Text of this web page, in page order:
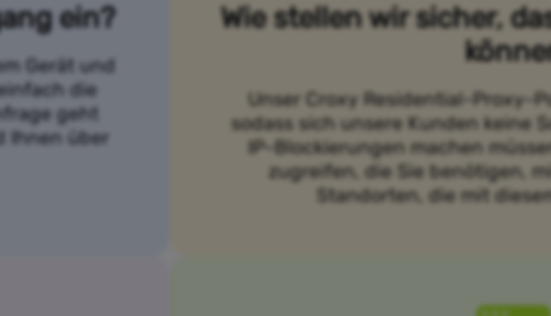
ein?
Gerät und
die
geht
Ihnen über
Wie stellen wir sicher,
Unser Croxy Residential-Proxy-
sodass sich unsere Kunden keine
IP-Blockierungen machen
zugreifen, die Sie benötigen,
Standorten, die mit